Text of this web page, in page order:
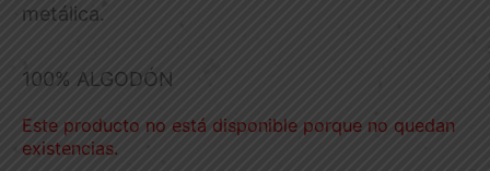
metálica.
100% ALGODÓN
Este producto no está disponible porque no quedan
existencias.